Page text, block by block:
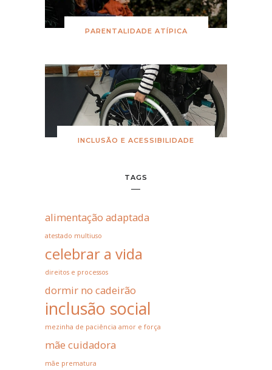
PARENTALIDADE ATÍPICA
INCLUSÃO E ACESSIBILIDADE
TAGS
alimentação adaptada
atestado multiuso
celebrar a vida
direitos e processos
dormir no cadeirão
inclusão social
mezinha de paciência amor e força
mãe cuidadora
mãe prematura